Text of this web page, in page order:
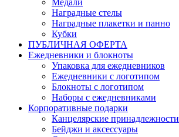
Медали
Наградные стелы
Наградные плакетки и панно
Кубки
ПУБЛИЧНАЯ ОФЕРТА
Ежедневники и блокноты
Упаковка для ежедневников
Ежедневники с логотипом
Блокноты с логотипом
Наборы с ежедневниками
Корпоративные подарки
Канцелярские принадлежности
Бейджи и аксессуары